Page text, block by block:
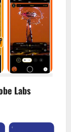
Labs